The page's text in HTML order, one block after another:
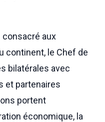
aux
continent, le Chef de
bilatérales avec
et partenaires
portent
économique, la